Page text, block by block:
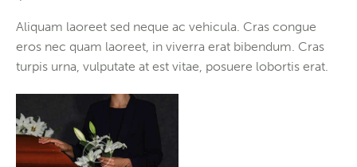
Aliquam laoreet sed neque ac vehicula. Cras congue
eros nec quam laoreet, in viverra erat bibendum. Cras
turpis urna, vulputate at est vitae, posuere lobortis erat.